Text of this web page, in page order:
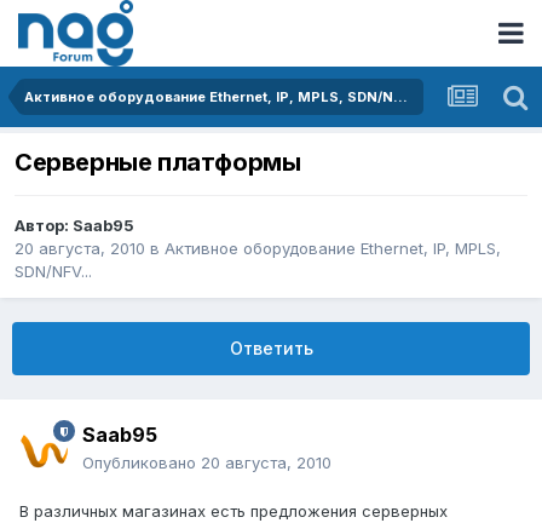
Активное оборудование Ethernet, IP, MPLS, SDN/NFV...
Серверные платформы
Автор: Saab95
20 августа, 2010 в Активное оборудование Ethernet, IP, MPLS,
SDN/NFV...
Ответить
Saab95
Опубликовано 20 августа, 2010
В различных магазинах есть предложения серверных